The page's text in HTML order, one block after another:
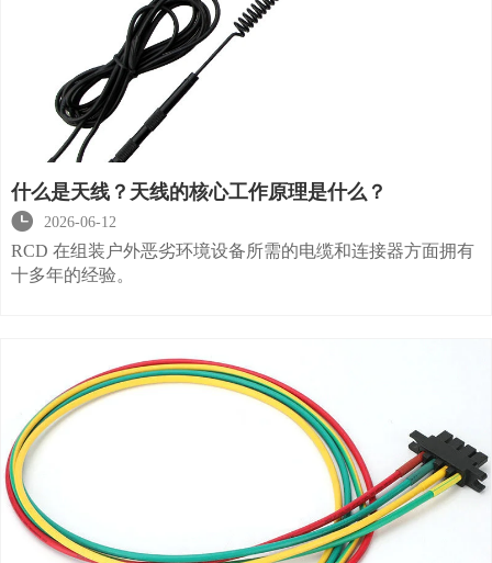
什么是天线？天线的核心工作原理是什么？

2026-06-12
RCD 在组装户外恶劣环境设备所需的电缆和连接器方面拥有
十多年的经验。